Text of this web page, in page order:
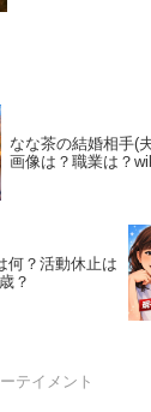
なな茶の結婚相手(
画像は？職業は？
何？活動休止は
？
テイメント